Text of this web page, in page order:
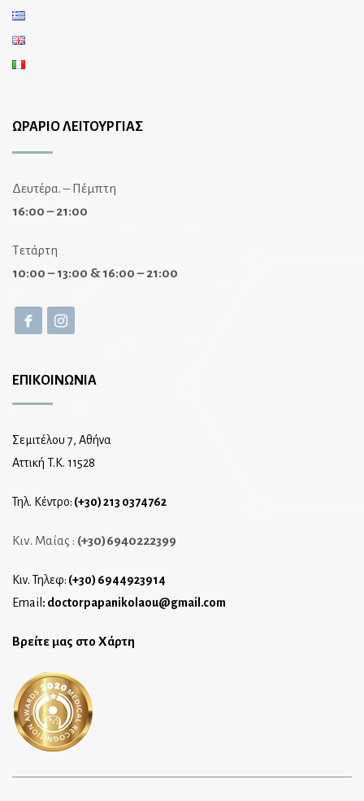
ΩΡΑΡΙΟ ΛΕΙΤΟΥΡΓΙΑΣ
Δευτέρα. – Πέμπτη
16:00 – 21:00
Τετάρτη
10:00 – 13:00 & 16:00 – 21:00
ΕΠΙΚΟΙΝΩΝΙΑ
Σεμιτέλου 7, Αθήνα
Αττική T.K. 11528
Τηλ. Κέντρο: (+30) 213 0374762
Κιν. Μαίας : (+30)6940222399
Κιν. Τηλεφ: (+30) 6944923914
Email : doctorpapanikolaou@gmail.com
Βρείτε μας στο Χάρτη